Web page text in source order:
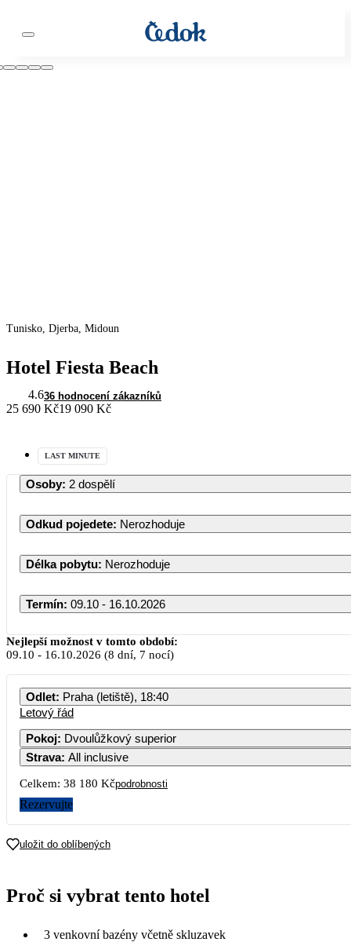
Tunisko, Djerba, Midoun
Hotel Fiesta Beach
4.636 hodnocení zákazníků
25 690 Kč19 090 Kč
LAST MINUTE
Osoby: 2 dospělí
Odkud pojedete: Nerozhoduje
Délka pobytu: Nerozhoduje
Termín: 09.10 - 16.10.2026
Nejlepší možnost v tomto období:
09.10 - 16.10.2026 (8 dní, 7 nocí)
Odlet: Praha (letiště), 18:40
Letový řád
Pokoj: Dvoulůžkový superior
Strava: All inclusive
Celkem: 38 180 Kčpodrobnosti
Rezervujte
uložit do oblíbených
Proč si vybrat tento hotel
3 venkovní bazény včetně skluzavek